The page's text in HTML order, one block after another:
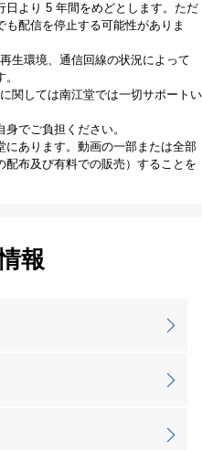
日より 5 年間をめどとします。ただ
配信を停止する可能性がありま
生環境、通信回線の状況によって
関しては南江堂では一切サポートい
でご負担ください。
にあります。動画の一部または全部
布及び有料での販売）することを
報